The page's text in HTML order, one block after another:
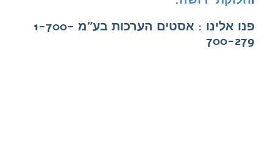
פנו אלינו : אסטים הערכות בע"מ 1-700-
700-279